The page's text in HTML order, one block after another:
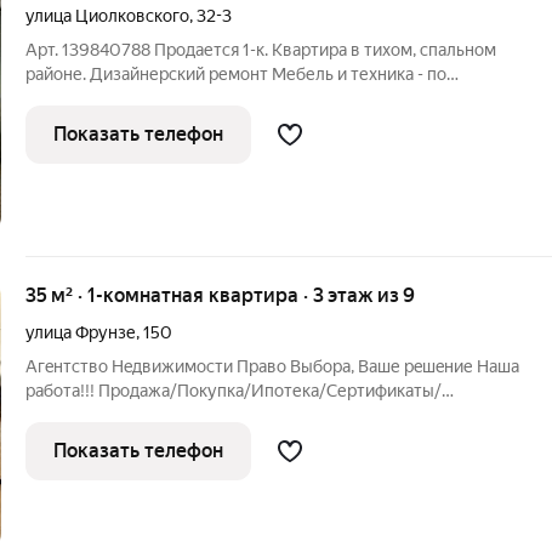
улица Циолковского,32-3
Арт. 139840788 Продается 1-к. Квартира в тихом, спальном
районе. Дизайнерский ремонт Мебель и техника - по
который отлично вписывается в интерьер и увеличивает
визуальное пространство за счет
Показать телефон
35 м² · 1-комнатная квартира · 3 этаж из 9
улица Фрунзе,150
Агeнтcтвo Нeдвижимocти Право Выбoрa, Вaше рeшeние Нашa
paбoтa!!! Продажа/Пoкупка/Ипoтекa/Сеpтификaты/
мы пepeзвoним Продам oтличную крупногабapитную 1-комн
квapтиpу. Oбщaя площaдь 35 кв.м.
Показать телефон